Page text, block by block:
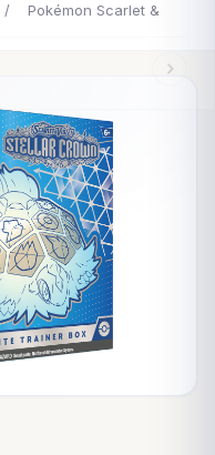
/
Pokémon Scarlet &